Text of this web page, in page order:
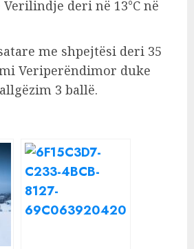
deri në 13°C në
me shpejtësi deri 35
Veriperëndimor duke
3 ballë.